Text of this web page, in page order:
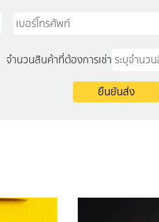
จำนวนสินค้าที่ต้องการเช่า